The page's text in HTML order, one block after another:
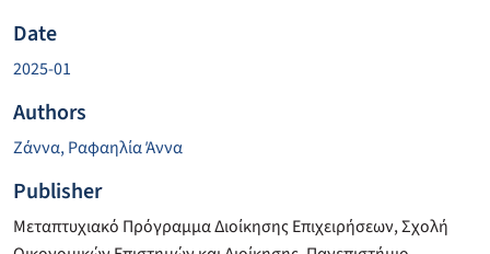
Date
2025-01
Authors
Ζάννα, Ραφαηλία Άννα
Publisher
Μεταπτυχιακό Πρόγραμμα Διοίκησης Επιχειρήσεων, Σχολή